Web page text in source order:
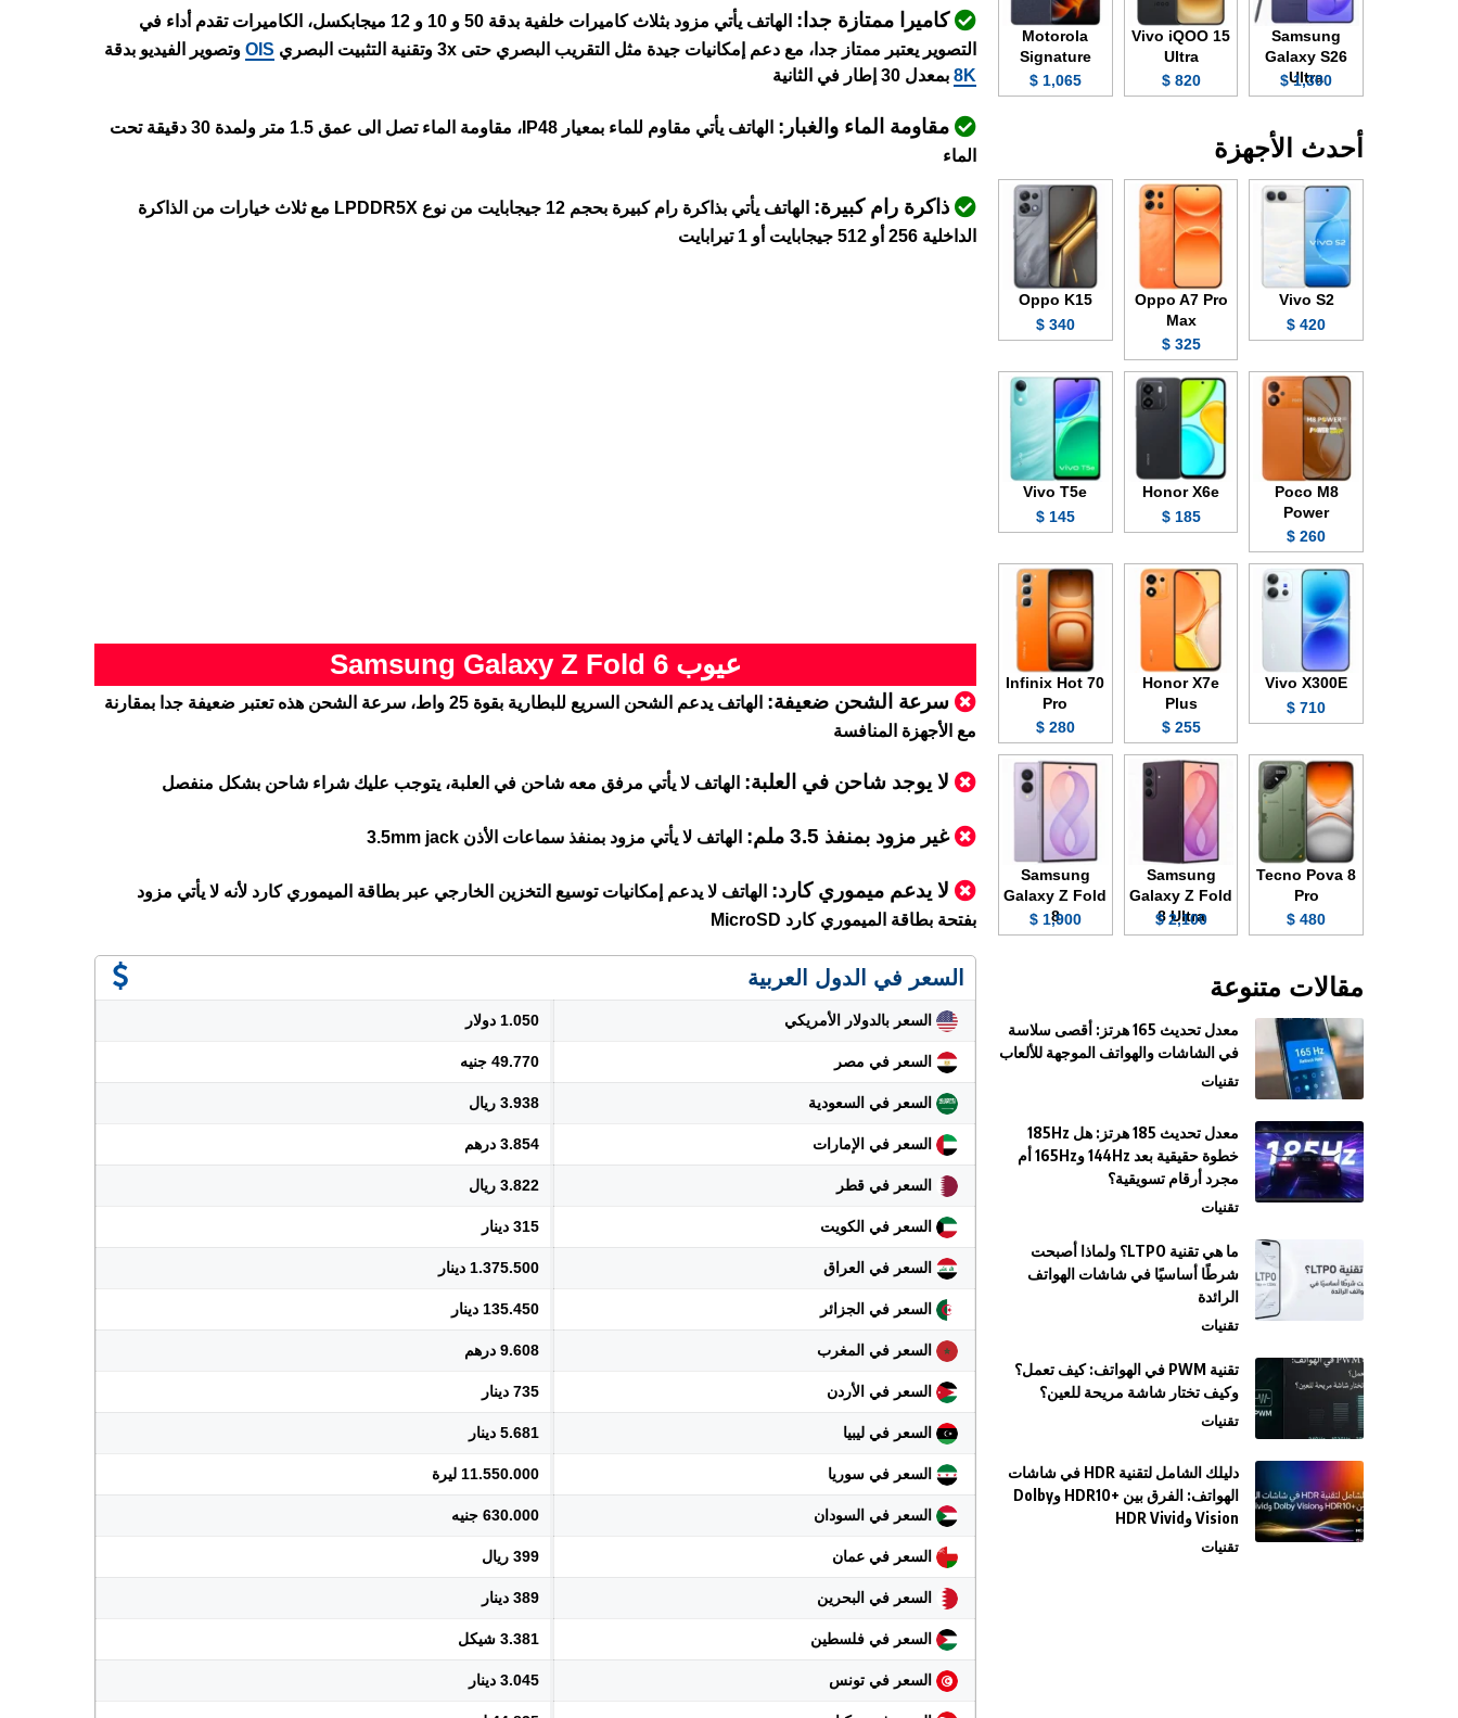
كاميرا ممتازة جدا:
الهاتف يأتي مزود بثلاث كاميرات خلفية بدقة 50 و 10 و 12 ميجابكسل، الكاميرات تقدم أداء في
التصوير يعتبر ممتاز جدا، مع دعم إمكانيات جيدة مثل التقريب البصري حتى 3x وتقنية التثبيت البصري
OIS وتصوير الفيديو بدقة
8K بمعدل 30 إطار في الثانية
مقاومة الماء والغبار:
الهاتف يأتي مقاوم للماء بمعيار IP48، مقاومة الماء تصل الى عمق 1.5 متر ولمدة 30 دقيقة تحت
الماء
ذاكرة رام كبيرة:
الهاتف يأتي بذاكرة رام كبيرة بحجم 12 جيجابايت من نوع LPDDR5X مع ثلاث خيارات من الذاكرة
الداخلية 256 أو 512 جيجابايت أو 1 تيرابايت
عيوب Samsung Galaxy Z Fold 6
سرعة الشحن ضعيفة:
الهاتف يدعم الشحن السريع للبطارية بقوة 25 واط، سرعة الشحن هذه تعتبر ضعيفة جدا بمقارنة
مع الأجهزة المنافسة
لا يوجد شاحن في العلبة: الهاتف لا يأتي مرفق معه شاحن في العلبة، يتوجب عليك شراء شاحن بشكل منفصل
غير مزود بمنفذ 3.5 ملم: الهاتف لا يأتي مزود بمنفذ سماعات الأذن 3.5mm jack
لا يدعم ميموري كارد: الهاتف لا يدعم إمكانيات توسيع التخزين الخارجي عبر بطاقة الميموري كارد لأنه لا يأتي مزود
بفتحة بطاقة الميموري كارد MicroSD
السعر في الدول العربية
السعر بالدولار الأمريكي 1.050 دولار
السعر في مصر 49.770 جنيه
السعر في السعودية 3.938 ريال
السعر في الإمارات 3.854 درهم
السعر في قطر 3.822 ريال
السعر في الكويت 315 دينار
السعر في العراق 1.375.500 دينار
السعر في الجزائر 135.450 دينار
السعر في المغرب 9.608 درهم
السعر في الأردن 735 دينار
السعر في ليبيا 5.681 دينار
السعر في سوريا 11.550.000 ليرة
السعر في السودان 630.000 جنيه
السعر في عمان 399 ريال
السعر في البحرين 389 دينار
السعر في فلسطين 3.381 شيكل
السعر في تونس 3.045 دينار
Samsung
Galaxy S26
Ultra
1,300 $
Vivo iQOO 15
Ultra
820 $
Motorola
Signature
1,065 $
أحدث الأجهزة
Vivo S2
420 $
Oppo A7 Pro
Max
325 $
Oppo K15
340 $
Poco M8
Power
260 $
Honor X6e
185 $
Vivo T5e
145 $
Vivo X300E
710 $
Honor X7e
Plus
255 $
Infinix Hot 70
Pro
280 $
Tecno Pova 8
Pro
480 $
Samsung
Galaxy Z Fold
8 Ultra
2,100 $
Samsung
Galaxy Z Fold
8
1,900 $
مقالات متنوعة
معدل تحديث 165 هرتز: أقصى سلاسة
في الشاشات والهواتف الموجهة للألعاب
تقنيات
معدل تحديث 185 هرتز: هل 185Hz
خطوة حقيقية بعد 144Hz و165Hz أم
مجرد أرقام تسويقية؟
تقنيات
ما هي تقنية LTPO؟ ولماذا أصبحت
شرطًا أساسيًا في شاشات الهواتف
الرائدة
تقنيات
تقنية PWM في الهواتف: كيف تعمل؟
وكيف تختار شاشة مريحة للعين؟
تقنيات
دليلك الشامل لتقنية HDR في شاشات
الهواتف: الفرق بين +HDR10 وDolby
Vision وHDR Vivid
تقنيات